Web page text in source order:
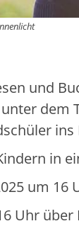
und
dem
in
um 16
Uhr